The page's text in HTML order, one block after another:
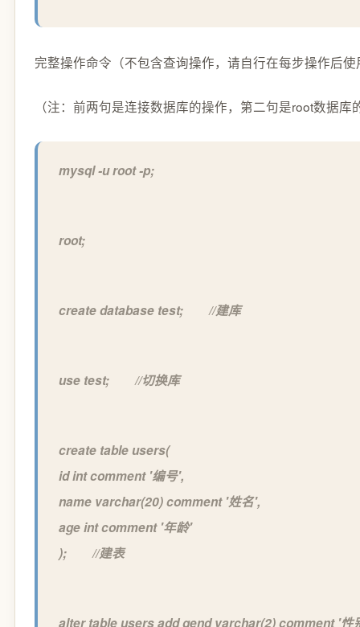
完整操作命令（不包含查询操作，请自行在每步操作后
（注：前两句是连接数据库的操作，第二句是root数据库
mysql -u root -p;
root;
create database test; //建库
use test; //切换库
create table users(
id int comment '编号',
name varchar(20) comment '姓名',
age int comment '年龄'
); //建表
alter table users add gend varchar(2) comment